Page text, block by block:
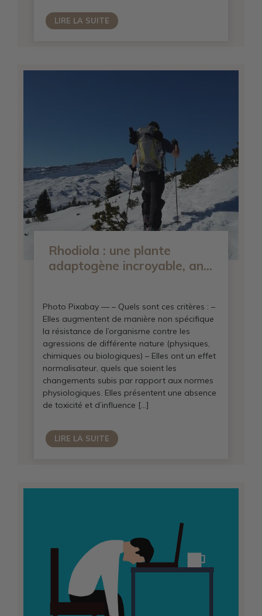
LIRE LA SUITE
Rhodiola : une plante
adaptogène incroyable, an...
Photo Pixabay — – Quels sont ces critères : –
Elles augmentent de manière non spécifique
la résistance de l’organisme contre les
agressions de différente nature (physiques,
chimiques ou biologiques) – Elles ont un effet
normalisateur, quels que soient les
changements subis par rapport aux normes
physiologiques. Elles présentent une absence
de toxicité et d’influence […]
LIRE LA SUITE